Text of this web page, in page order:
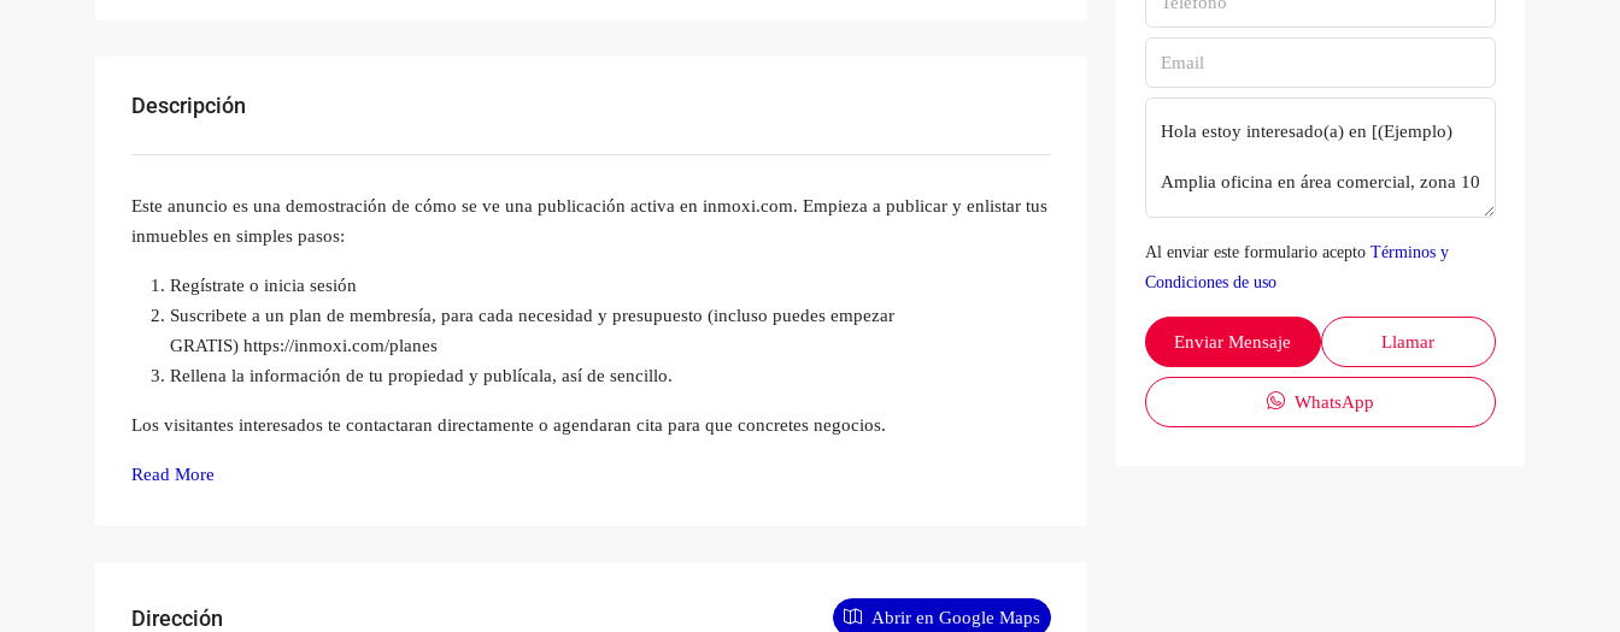
Descripción
Este anuncio es una demostración de cómo se ve una publicación activa en inmoxi.com. Empieza a publicar y enlistar tus
inmuebles en simples pasos:
Regístrate o inicia sesión
Suscribete a un plan de membresía, para cada necesidad y presupuesto (incluso puedes empezar
GRATIS) https://inmoxi.com/planes
Rellena la información de tu propiedad y publícala, así de sencillo.
Los visitantes interesados te contactaran directamente o agendaran cita para que concretes negocios.
Read More
Dirección Abrir en Google Maps
Al enviar este formulario acepto Términos y
Condiciones de uso
Enviar Mensaje Llamar
WhatsApp